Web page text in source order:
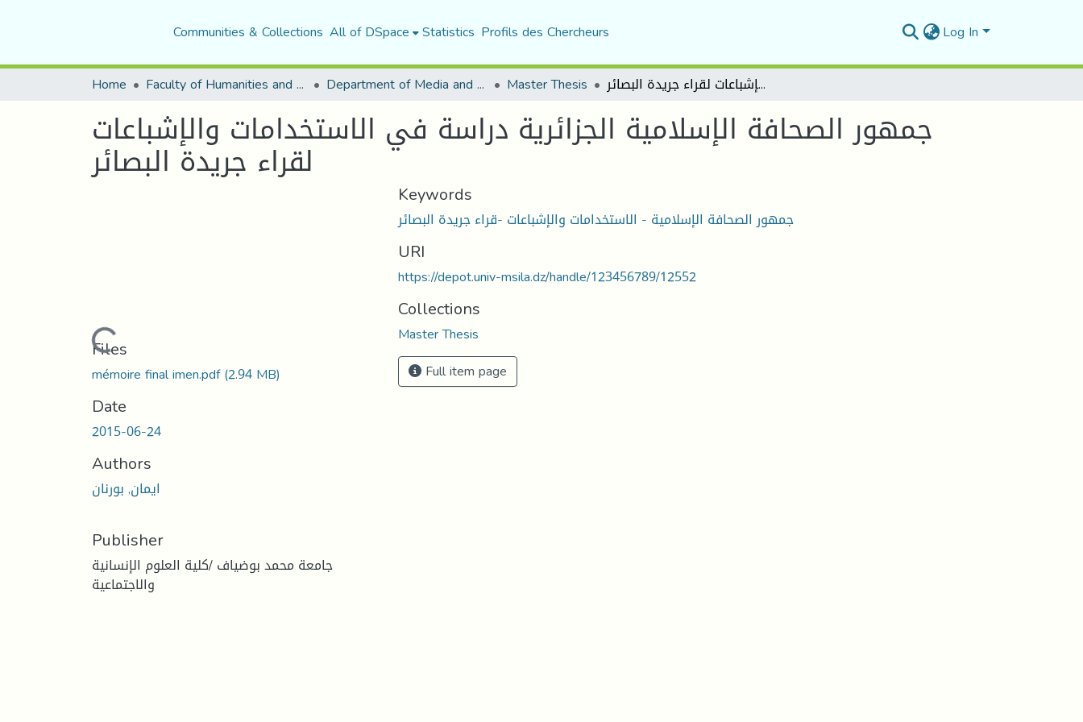
Communities & Collections All of DSpace Statistics Profils des Chercheurs Log In
Home Faculty of Humanities and Social Sciences Department of Media and Communication Studies Master Thesis جمهور الصحافة الإسلامية الجزائرية دراسة في الاستخدامات والإشباعات لقراء جريدة البصائر
جمهور الصحافة الإسلامية الجزائرية دراسة في الاستخدامات والإشباعات
لقراء جريدة البصائر
Loading...
Files
mémoire final imen.pdf(2.94 MB)
Date
2015-06-24
Authors
ايمان, بورنان
Publisher
جامعة محمد بوضياف /كلية العلوم الإنسانية
والاجتماعية
Keywords
جمهور الصحافة الإسلامية - الاستخدامات والإشباعات -قراء جريدة البصائر
URI
https://depot.univ-msila.dz/handle/123456789/12552
Collections
Master Thesis
Full item page